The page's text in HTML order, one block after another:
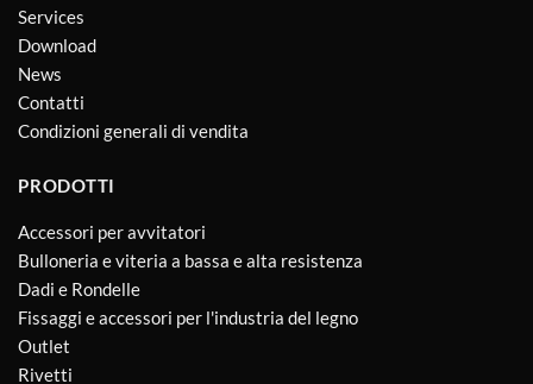
Services
Download
News
Contatti
Condizioni generali di vendita
PRODOTTI
Accessori per avvitatori
Bulloneria e viteria a bassa e alta resistenza
Dadi e Rondelle
Fissaggi e accessori per l'industria del legno
Outlet
Rivetti